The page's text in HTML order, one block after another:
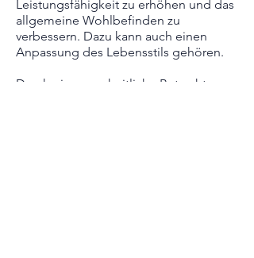
Leistungsfähigkeit zu erhöhen und das
allgemeine Wohlbefinden zu
verbessern. Dazu kann auch einen
Anpassung des Lebensstils gehören.
Durch eine ganzheitliche Betrachtung